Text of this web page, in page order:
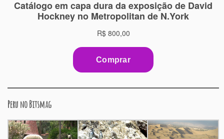
Peru no Bitsmag